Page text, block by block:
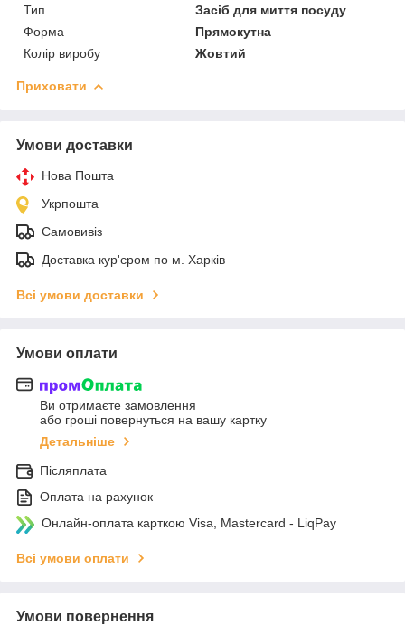
Тип
Засіб для миття посуду
Форма
Прямокутна
Колір виробу
Жовтий
Приховати
Умови доставки
Нова Пошта
Укрпошта
Самовивіз
Доставка кур'єром по м. Харків
Всі умови доставки
Умови оплати
Ви отримаєте замовлення
або гроші повернуться на вашу картку
Детальніше
Післяплата
Оплата на рахунок
Онлайн-оплата карткою Visa, Mastercard - LiqPay
Всі умови оплати
Умови повернення